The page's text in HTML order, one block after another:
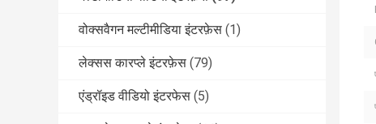
वोक्सवैगन मल्टीमीडिया इंटरफ़ेस (1)
लेक्सस कारप्ले इंटरफ़ेस (79)
एंड्रॉइड वीडियो इंटरफेस (5)